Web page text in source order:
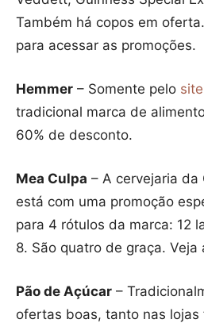
Também há copos em
para acessar as promoções.
Hemmer – Somente pelo site
tradicional marca de
60% de desconto.
Mea Culpa – A cervejaria da
está com uma promoção
para 4 rótulos da marca: 12
8. São quatro de graça. Veja
Pão de Açúcar –
ofertas boas, tanto nas